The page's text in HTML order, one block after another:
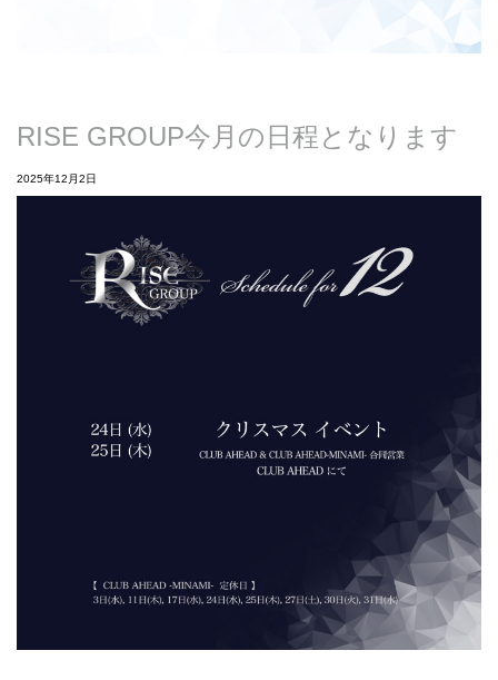
RISE GROUP今月の日程となります
2025年12月2日